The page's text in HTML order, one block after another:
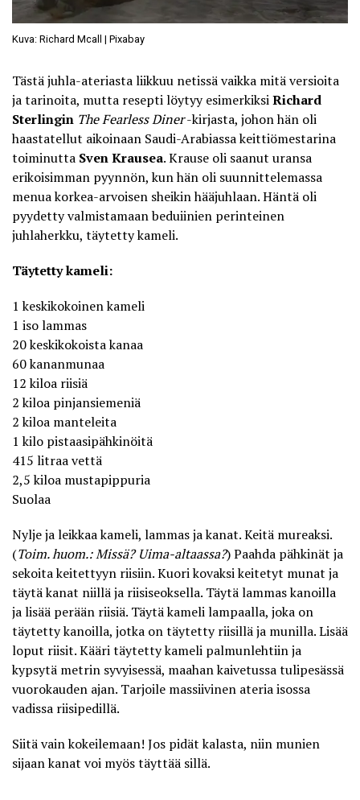
Kuva: Richard Mcall | Pixabay
Tästä juhla-ateriasta liikkuu netissä vaikka mitä versioita
ja tarinoita, mutta resepti löytyy esimerkiksiRichard
Sterlingin The Fearless Diner-kirjasta, johon hän oli
haastatellut aikoinaan Saudi-Arabiassa keittiömestarina
toiminutta Sven Krausea. Krause oli saanut uransa
erikoisimman pyynnön, kun hän oli suunnittelemassa
menua korkea-arvoisen sheikin hääjuhlaan. Häntä oli
pyydetty valmistamaanbeduiinien perinteinen
juhlaherkku, täytetty kameli.
Täytetty kameli:
1 keskikokoinen kameli
1 iso lammas
20 keskikokoista kanaa
60 kananmunaa
12 kiloa riisiä
2 kiloa pinjansiemeniä
2 kiloa manteleita
1 kilo pistaasipähkinöitä
415 litraa vettä
2,5 kiloa mustapippuria
Suolaa
Nylje ja leikkaa kameli, lammas ja kanat. Keitä mureaksi.
(Toim. huom.: Missä? Uima-altaassa?) Paahda pähkinät ja
sekoita keitettyyn riisiin. Kuori kovaksi keitetyt munat ja
täytä kanat niillä ja riisiseoksella. Täytä lammas kanoilla
ja lisää perään riisiä. Täytä kameli lampaalla, joka on
täytetty kanoilla, jotka on täytetty riisillä ja munilla. Lisää
loput riisit. Kääri täytetty kameli palmunlehtiin ja
kypsytä metrin syvyisessä, maahan kaivetussa tulipesässä
vuorokauden ajan. Tarjoile massiivinen ateria isossa
vadissa riisipedillä.
Siitä vain kokeilemaan! Jos pidät kalasta, niin munien
sijaan kanat voi myös täyttää sillä.